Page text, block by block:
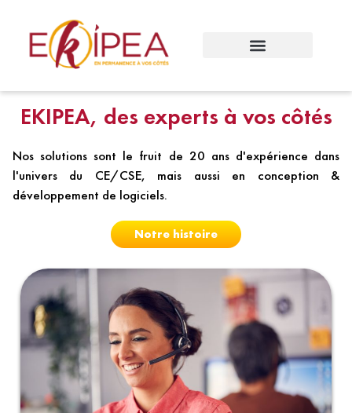
EKIPEA, des experts à vos côtés
Nos solutions sont le fruit de 20 ans d'expérience dans
l'univers du CE/CSE, mais aussi en conception &
développement de logiciels.
Notre histoire